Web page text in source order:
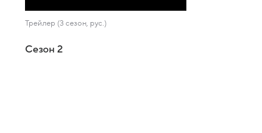
Трейлер (3 сезон, рус.)
Сезон 2